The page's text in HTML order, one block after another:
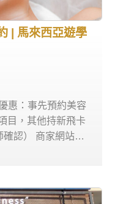
惠：事先預約美容
目，其他持新飛卡
認） 商家網站：
88450 Kota